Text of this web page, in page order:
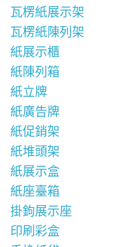
瓦楞紙展示架
瓦楞紙陳列架
紙展示櫃
紙陳列箱
紙立牌
紙廣告牌
紙促銷架
紙堆頭架
紙展示盒
紙座臺箱
掛鉤展示座
印刷彩盒